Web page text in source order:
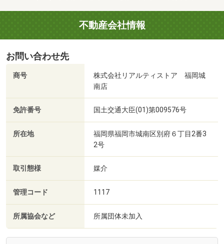
不動産会社情報
お問い合わせ先
商号
株式会社リアルティストア 福岡城
南店
免許番号 国土交通大臣(01)第009576号
所在地
福岡県福岡市城南区別府６丁目2番3
2号
取引態様 媒介
管理コード 1117
所属協会など 所属団体未加入